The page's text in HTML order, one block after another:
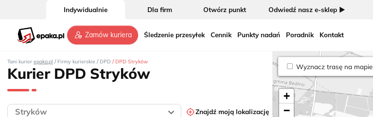
Indywidualnie Dla firm Otwórz punkt Odwiedź nasz e-sklep ►
Zamów kuriera Śledzenie przesyłek Cennik Punkty nadań Poradnik Kontakt
Tani kurier epaka.pl / Firmy kurierskie / DPD / DPD Stryków
Kurier DPD Stryków
Znajdź moją lokalizację
Wyznacz trasę na mapie
+
−